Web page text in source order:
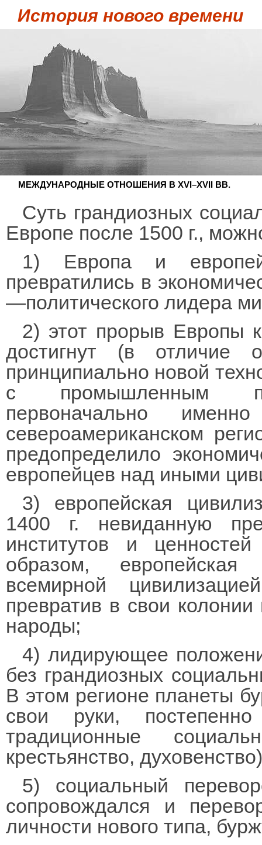
История нового времени
МЕЖДУНАРОДНЫЕ ОТНОШЕНИЯ В XVI–XVII ВВ.
Суть грандиозных
Европе после 1500 г.,
1) Европа и
превратились в
—политического лидера
2) этот прорыв Европы
достигнут (в отличие
принципиально новой
с промышленным
первоначально
североамериканском
предопределило
европейцев над иными
3) европейская
1400 г. невиданную
институтов и
образом,
всемирной
превратив в свои
народы;
4) лидирующее
без грандиозных
В этом регионе планеты
свои руки,
традиционные
крестьянство,
5) социальный
сопровождался и
личности нового типа,